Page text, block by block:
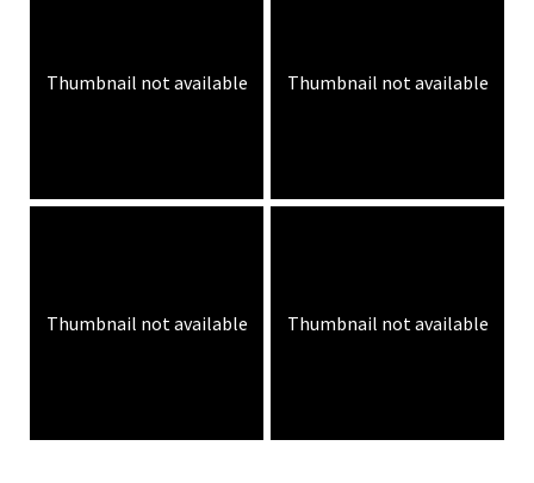
Thumbnail not available Thumbnail not available
Thumbnail not available Thumbnail not available